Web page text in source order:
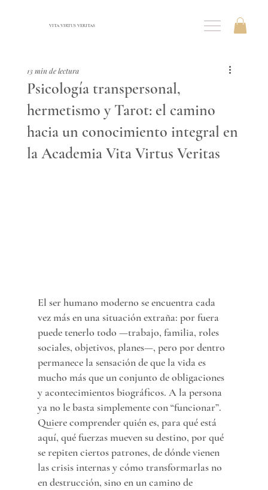
VITA VIRTUS VERITAS
Psicología transpersonal,
hermetismo y Tarot: el camino
hacia un conocimiento integral en
la Academia Vita Virtus Veritas
13 min de lectura
El ser humano moderno se encuentra cada
vez más en una situación extraña: por fuera
puede tenerlo todo —trabajo, familia, roles
sociales, objetivos, planes—, pero por dentro
permanece la sensación de que la vida es
mucho más que un conjunto de obligaciones
y acontecimientos biográficos. A la persona
ya no le basta simplemente con “funcionar”.
Quiere comprender quién es, para qué está
aquí, qué fuerzas mueven su destino, por qué
se repiten ciertos patrones, de dónde vienen
las crisis internas y cómo transformarlas no
en destrucción, sino en un camino de